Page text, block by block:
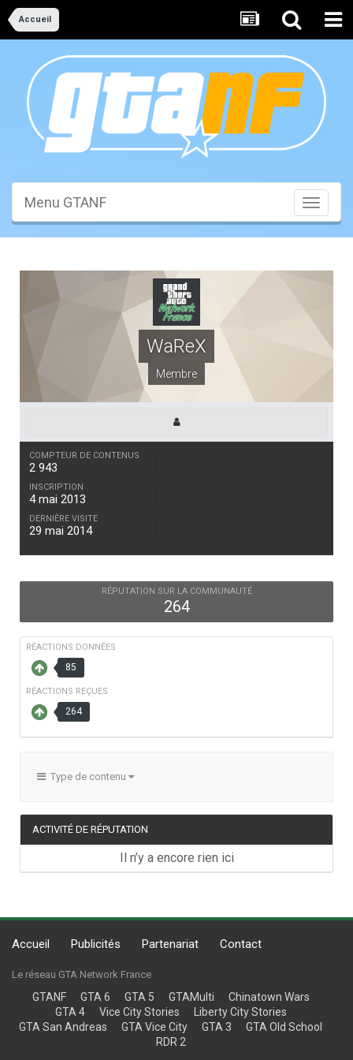
Accueil
Toggle
Menu GTANF
WaReX
Membre
COMPTEUR DE CONTENUS
2 943
INSCRIPTION
4 mai 2013
DERNIÈRE VISITE
29 mai 2014
RÉPUTATION SUR LA COMMUNAUTÉ
264
RÉACTIONS DONNÉES
85
RÉACTIONS REÇUES
264
Type de contenu
ACTIVITÉ DE RÉPUTATION
Il n’y a encore rien ici
Accueil Publicités Partenariat Contact
Le réseau GTA Network France
GTANF GTA 6 GTA 5 GTAMulti
Chinatown Wars
GTA 4
Vice City Stories
Liberty City Stories
GTA San Andreas
GTA Vice City GTA 3
GTA Old School
RDR 2